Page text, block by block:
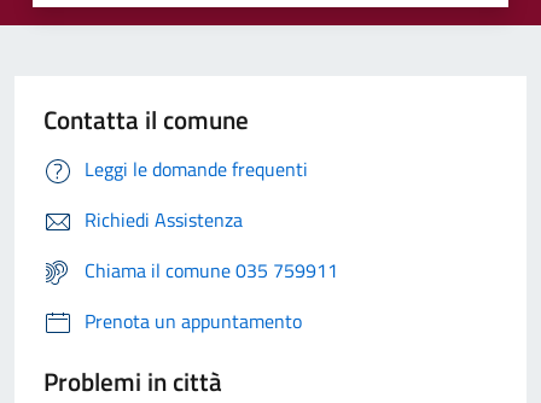
Contatta il comune
Leggi le domande frequenti
Richiedi Assistenza
Chiama il comune 035 759911
Prenota un appuntamento
Problemi in città